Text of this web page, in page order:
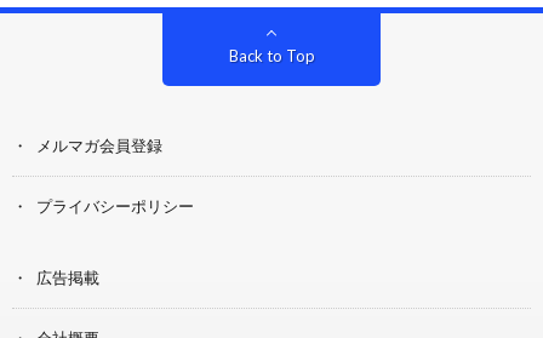
Back to Top
メルマガ会員登録
プライバシーポリシー
広告掲載